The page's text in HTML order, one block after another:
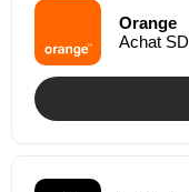
Orange
Achat